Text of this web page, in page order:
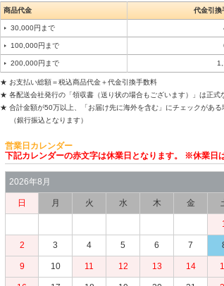
商品代金 代金引換
30,000円まで
100,000円まで
200,000円まで
★ お支払い総額＝税込商品代金＋代金引換手数料
★ 各配送会社発行の「領収書（送り状の場合もございます）」は正式
★ 合計金額が50万以上、「お届け先に海外を含む」にチェックがあ
（銀行振込となります）
営業日カレンダー
下記カレンダーの赤文字は休業日となります。 ※休業日
2026年8月
日 月 火 水 木 金
2 3 4 5 6 7
9 10 11 12 13 14